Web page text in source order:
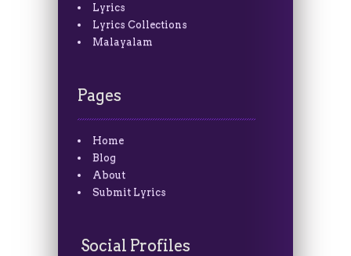
Lyrics
Lyrics Collections
Malayalam
Pages
Home
Blog
About
Submit Lyrics
Social Profiles